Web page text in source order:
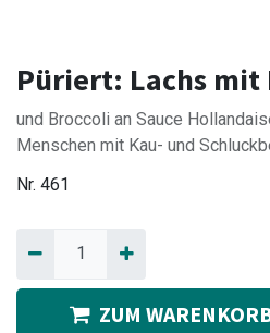
Püriert: Lachs mit
und Broccoli an Sauce
Menschen mit Kau- und
Nr. 461
ZUM